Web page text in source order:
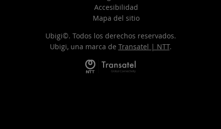
Accesibilidad
Mapa del sitio
Ubigi©. Todos los derechos reservados.
Ubigi, una marca de Transatel | NTT.